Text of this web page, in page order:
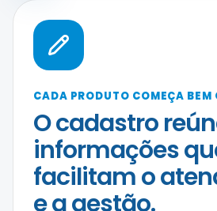
CADA PRODUTO COMEÇA
O cadastro
informações
facilitam o
e a gestão.